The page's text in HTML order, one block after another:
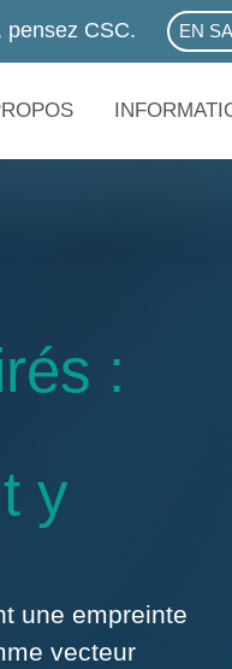
pensez CSC. EN
:
y
une empreinte
vecteur